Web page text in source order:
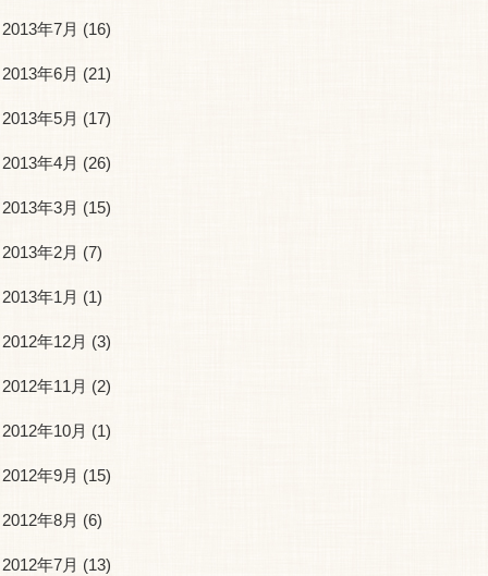
2013年7月 (16)
2013年6月 (21)
2013年5月 (17)
2013年4月 (26)
2013年3月 (15)
2013年2月 (7)
2013年1月 (1)
2012年12月 (3)
2012年11月 (2)
2012年10月 (1)
2012年9月 (15)
2012年8月 (6)
2012年7月 (13)